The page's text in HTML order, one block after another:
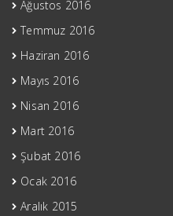
Ağustos 2016
Temmuz 2016
Haziran 2016
Mayıs 2016
Nisan 2016
Mart 2016
Şubat 2016
Ocak 2016
Aralık 2015